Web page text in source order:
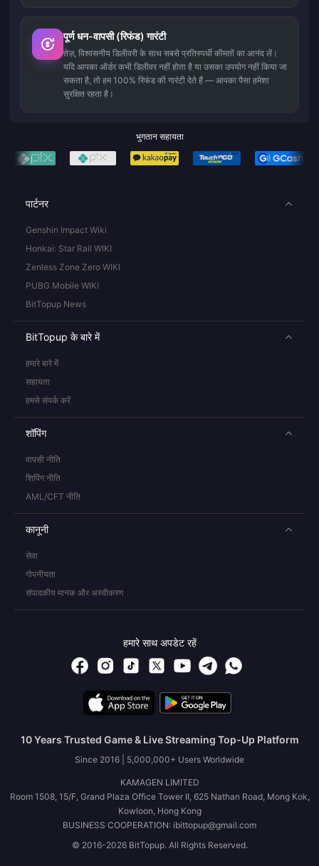
पूर्ण धन-वापसी (रिफंड) गारंटी
तेज़, विश्वसनीय डिलीवरी के साथ सबसे प्रतिस्पर्धी कीमतों का आनंद लें।
यदि आपका ऑर्डर कभी डिलीवर नहीं होता है या उसका उपयोग नहीं किया जा
सकता है, तो हम 100% रिफंड की गारंटी देते हैं — आपका पैसा हमेशा
सुरक्षित रहता है।
भुगतान सहायता
पार्टनर
Genshin Impact Wiki
Honkai: Star Rail WIKI
Zenless Zone Zero WIKI
PUBG Mobile WIKI
BitTopup News
BitTopup के बारे में
हमारे बारे में
सहायता
हमसे संपर्क करें
शॉपिंग
वापसी नीति
शिपिंग नीति
AML/CFT नीति
कानूनी
सेवा
गोपनीयता
संपादकीय मानक और अस्वीकरण
हमारे साथ अपडेट रहें
10 Years Trusted Game & Live Streaming Top-Up Platform
Since 2016 | 5,000,000+ Users Worldwide
KAMAGEN LIMITED
Room 1508, 15/F, Grand Plaza Office Tower II, 625 Nathan Road, Mong Kok,
Kowloon, Hong Kong
BUSINESS COOPERATION: ibittopup@gmail.com
© 2016-2026 BitTopup. All Rights Reserved.